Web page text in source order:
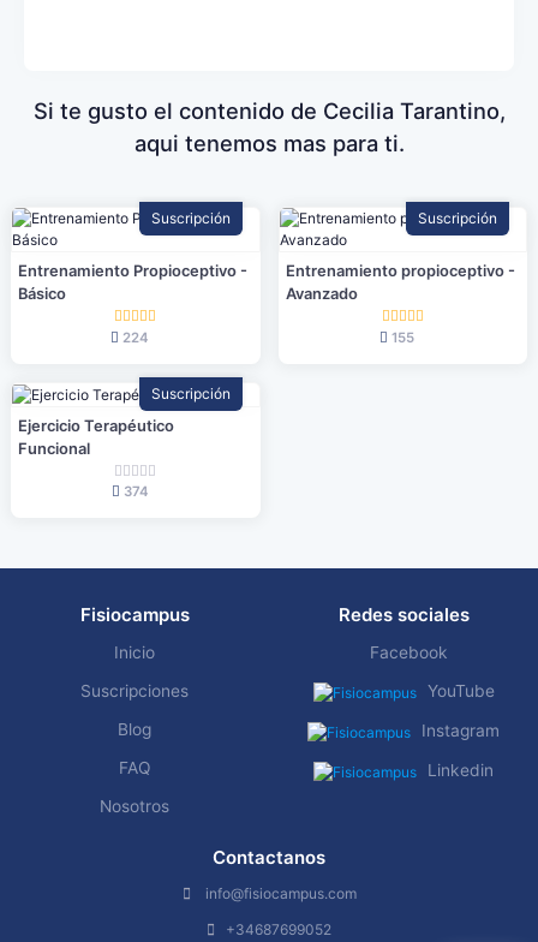
Si te gusto el contenido de Cecilia Tarantino,
aqui tenemos mas para ti.
Suscripción
Entrenamiento Propioceptivo -
Básico
224
Suscripción
Entrenamiento propioceptivo -
Avanzado
155
Suscripción
Ejercicio Terapéutico
Funcional
374
Fisiocampus
Inicio
Suscripciones
Blog
FAQ
Nosotros
Redes sociales
Facebook
YouTube
Instagram
Linkedin
Contactanos
info@fisiocampus.com
+34687699052